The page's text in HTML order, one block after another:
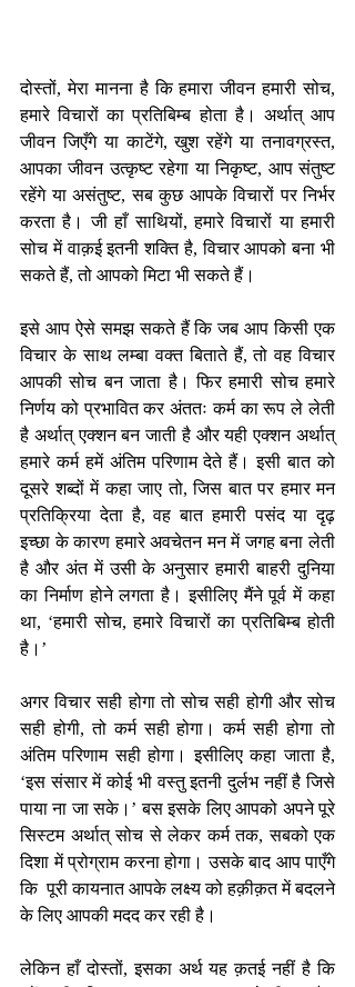
दोस्तों, मेरा मानना है कि हमारा जीवन हमारी सोच,
हमारे विचारों का प्रतिबिम्ब होता है। अर्थात् आप
जीवन जिएँगे या काटेंगे, खुश रहेंगे या तनावग्रस्त,
आपका जीवन उत्कृष्ट रहेगा या निकृष्ट, आप संतुष्ट
रहेंगे या असंतुष्ट, सब कुछ आपके विचारों पर निर्भर
करता है। जी हाँ साथियों, हमारे विचारों या हमारी
सोच में वाक़ई इतनी शक्ति है, विचार आपको बना भी
सकते हैं, तो आपको मिटा भी सकते हैं।
इसे आप ऐसे समझ सकते हैं कि जब आप किसी एक
विचार के साथ लम्बा वक्त बिताते हैं, तो वह विचार
आपकी सोच बन जाता है। फिर हमारी सोच हमारे
निर्णय को प्रभावित कर अंततः कर्म का रूप ले लेती
है अर्थात् एक्शन बन जाती है और यही एक्शन अर्थात्
हमारे कर्म हमें अंतिम परिणाम देते हैं। इसी बात को
दूसरे शब्दों में कहा जाए तो, जिस बात पर हमार मन
प्रतिक्रिया देता है, वह बात हमारी पसंद या दृढ़
इच्छा के कारण हमारे अवचेतन मन में जगह बना लेती
है और अंत में उसी के अनुसार हमारी बाहरी दुनिया
का निर्माण होने लगता है। इसीलिए मैंने पूर्व में कहा
था, ‘हमारी सोच, हमारे विचारों का प्रतिबिम्ब होती
है।’
अगर विचार सही होगा तो सोच सही होगी और सोच
सही होगी, तो कर्म सही होगा। कर्म सही होगा तो
अंतिम परिणाम सही होगा। इसीलिए कहा जाता है,
‘इस संसार में कोई भी वस्तु इतनी दुर्लभ नहीं है जिसे
पाया ना जा सके।’ बस इसके लिए आपको अपने पूरे
सिस्टम अर्थात् सोच से लेकर कर्म तक, सबको एक
दिशा में प्रोग्राम करना होगा। उसके बाद आप पाएँगे
कि  पूरी कायनात आपके लक्ष्य को हक़ीक़त में बदलने
के लिए आपकी मदद कर रही है।
लेकिन हाँ दोस्तों, इसका अर्थ यह क़तई नहीं है कि